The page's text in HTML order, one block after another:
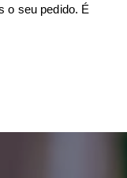
o seu pedido. É